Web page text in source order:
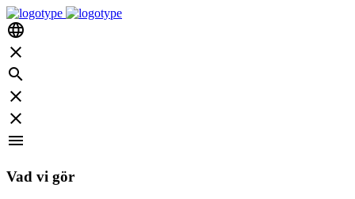
language
close
search
close
close
menu
Vad vi gör